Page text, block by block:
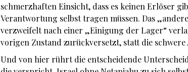
schmerzhaften Einsicht, dass es keinen Erlöser
Verantwortung selbst tragen müssen. Das
verzweifelt nach einer „Einigung der Lager“
vorigen Zustand zurückversetzt, statt die schwere
Und von hier rührt die entscheidende